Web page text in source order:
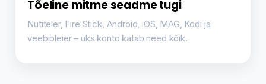
Tõeline mitme seadme tugi
Nutiteler, Fire Stick, Android, iOS, MAG, Kodi ja
veebipleier – üks konto katab need kõik.